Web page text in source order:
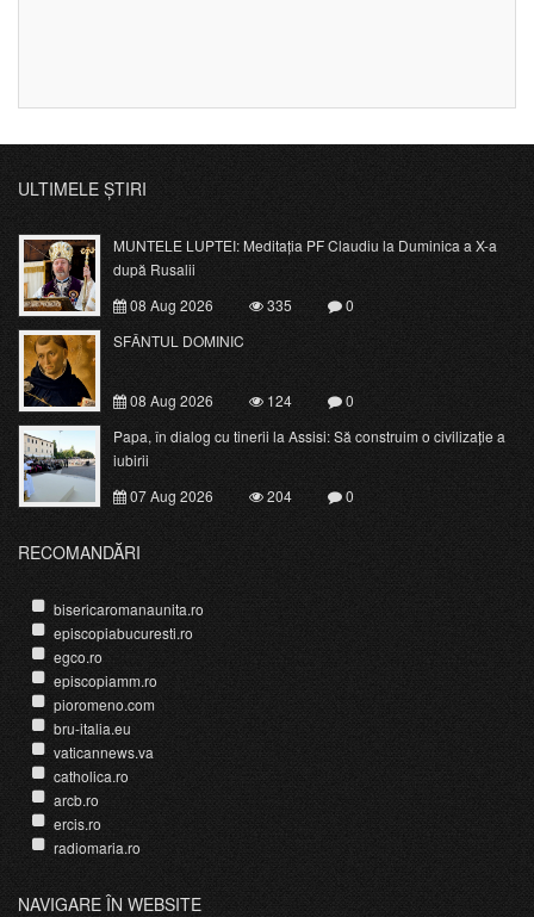
ULTIMELE ȘTIRI
MUNTELE LUPTEI: Meditația PF Claudiu la Duminica a X-a
după Rusalii
08 Aug 2026
335
0
SFÂNTUL DOMINIC
08 Aug 2026 124
0
Papa, în dialog cu tinerii la Assisi: Să construim o civilizație a
iubirii
07 Aug 2026
204 0
RECOMANDĂRI
bisericaromanaunita.ro
episcopiabucuresti.ro
egco.ro
episcopiamm.ro
pioromeno.com
bru-italia.eu
vaticannews.va
catholica.ro
arcb.ro
ercis.ro
radiomaria.ro
NAVIGARE ÎN WEBSITE